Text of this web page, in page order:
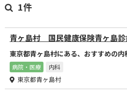
1件
青ヶ島村 国民健康保険青ヶ島
東京都青ヶ島村にある、おすすめの内
病院・医療 内科
東京都青ヶ島村